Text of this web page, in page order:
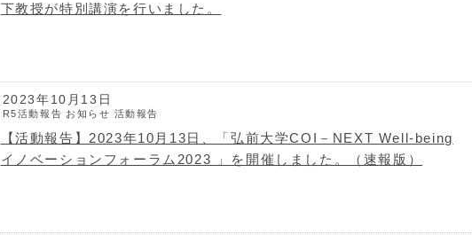
下教授が特別講演を行いました。
2023年10月13日
R5活動報告 お知らせ 活動報告
【活動報告】2023年10月13日、「弘前大学COI－NEXT Well-being
イノベーションフォーラム2023 」を開催しました。（速報版）